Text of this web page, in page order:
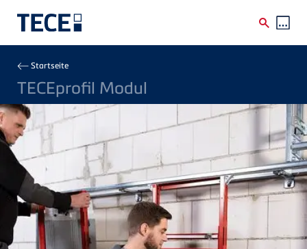
Breadcrumb
Startseite
TECEprofil Modul